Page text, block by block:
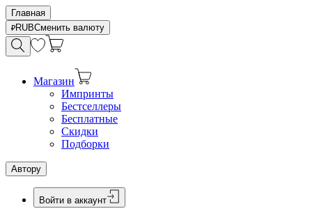
Главная
RUBСменить валюту
Магазин
Импринты
Бестселлеры
Бесплатные
Скидки
Подборки
Автору
Войти в аккаунт